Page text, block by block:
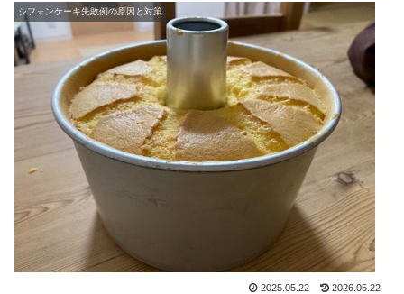
シフォンケーキ失敗例の原因と対策
2025.05.22 2026.05.22